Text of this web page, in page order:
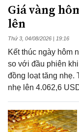
Giá vàng
lên
Thứ 3, 04/08/2026 | 19:16
Kết thúc ngày hôm
so với đầu phiên
đồng loạt tăng nhẹ.
nhẹ lên 4.062,6